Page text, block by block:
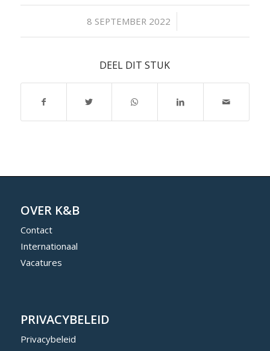
8 SEPTEMBER 2022
/
DEEL DIT STUK
OVER K&B
Contact
Internationaal
Vacatures
PRIVACYBELEID
Privacybeleid